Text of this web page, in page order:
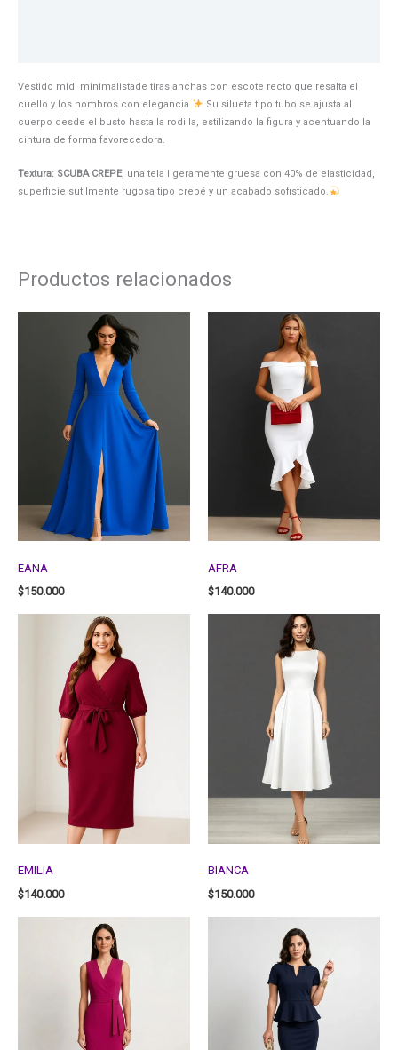
Vestido midi minimalistade tiras anchas con escote recto que resalta el
cuello y los hombros con elegancia
Su silueta tipo tubo se ajusta al
cuerpo desde el busto hasta la rodilla, estilizando la figura y acentuando la
cintura de forma favorecedora.
Textura: SCUBA CREPE, una tela ligeramente gruesa con 40% de elasticidad,
superficie sutilmente rugosa tipo crepé y un acabado sofisticado.
Productos relacionados
EANA
$150.000
AFRA
$140.000
EMILIA
$140.000
BIANCA
$150.000